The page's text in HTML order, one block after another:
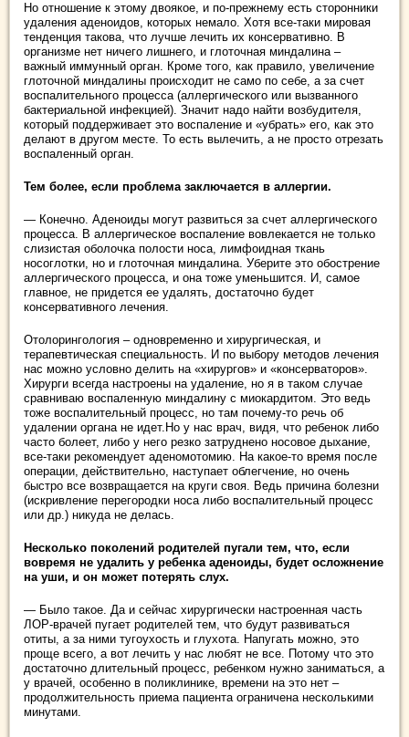
Но отношение к этому двоякое, и по-прежнему есть сторонники
удаления аденоидов, которых немало. Хотя все-таки мировая
тенденция такова, что лучше лечить их консервативно. В
организме нет ничего лишнего, и глоточная миндалина –
важный иммунный орган. Кроме того, как правило, увеличение
глоточной миндалины происходит не само по себе, а за счет
воспалительного процесса (аллергического или вызванного
бактериальной инфекцией). Значит надо найти возбудителя,
который поддерживает это воспаление и «убрать» его, как это
делают в другом месте. То есть вылечить, а не просто отрезать
воспаленный орган.
Тем более, если проблема заключается в аллергии.
— Конечно. Аденоиды могут развиться за счет аллергического
процесса. В аллергическое воспаление вовлекается не только
слизистая оболочка полости носа, лимфоидная ткань
носоглотки, но и глоточная миндалина. Уберите это обострение
аллергического процесса, и она тоже уменьшится. И, самое
главное, не придется ее удалять, достаточно будет
консервативного лечения.
Отолорингология – одновременно и хирургическая, и
терапевтическая специальность. И по выбору методов лечения
нас можно условно делить на «хирургов» и «консерваторов».
Хирурги всегда настроены на удаление, но я в таком случае
сравниваю воспаленную миндалину с миокардитом. Это ведь
тоже воспалительный процесс, но там почему-то речь об
удалении органа не идет.Но у нас врач, видя, что ребенок либо
часто болеет, либо у него резко затруднено носовое дыхание,
все-таки рекомендует аденомотомию. На какое-то время после
операции, действительно, наступает облегчение, но очень
быстро все возвращается на круги своя. Ведь причина болезни
(искривление перегородки носа либо воспалительный процесс
или др.) никуда не делась.
Несколько поколений родителей пугали тем, что, если
вовремя не удалить у ребенка аденоиды, будет осложнение
на уши, и он может потерять слух.
— Было такое. Да и сейчас хирургически настроенная часть
ЛОР-врачей пугает родителей тем, что будут развиваться
отиты, а за ними тугоухость и глухота. Напугать можно, это
проще всего, а вот лечить у нас любят не все. Потому что это
достаточно длительный процесс, ребенком нужно заниматься, а
у врачей, особенно в поликлинике, времени на это нет –
продолжительность приема пациента ограничена несколькими
минутами.